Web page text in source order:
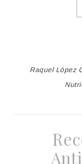
Raquel López